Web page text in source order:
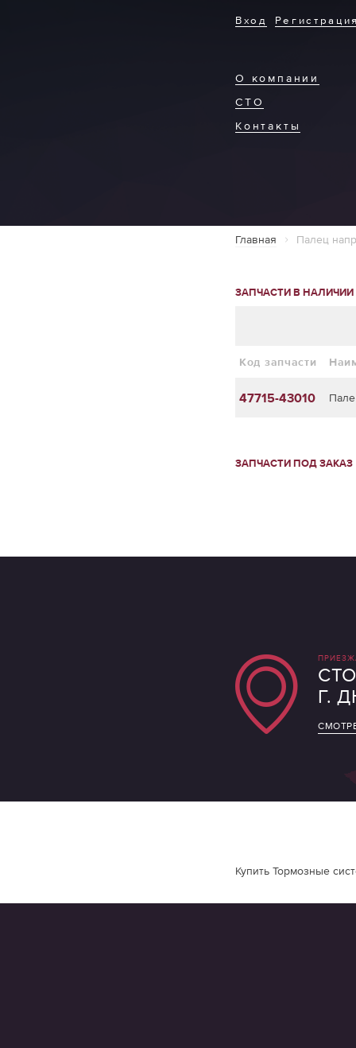
О компании
СТО
Контакты
Вход
Главная Палец
ЗАПЧАСТИ В НАЛИЧИИ
Код запчасти
47715-43010
ЗАПЧАСТИ ПОД ЗАКАЗ
СТО
Г.
Купить Тормозные